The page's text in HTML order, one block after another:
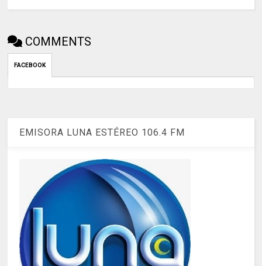
COMMENTS
FACEBOOK
EMISORA LUNA ESTÉREO 106.4 FM